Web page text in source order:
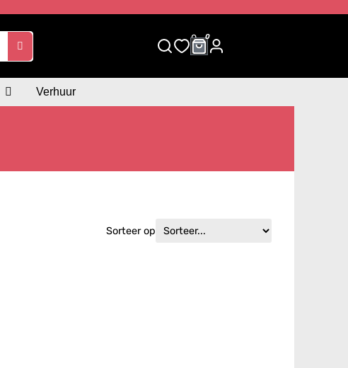
0 0
Verhuur
Sorteer op